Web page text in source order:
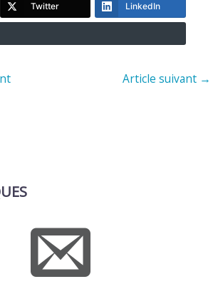
Twitter LinkedIn
Article suivant →